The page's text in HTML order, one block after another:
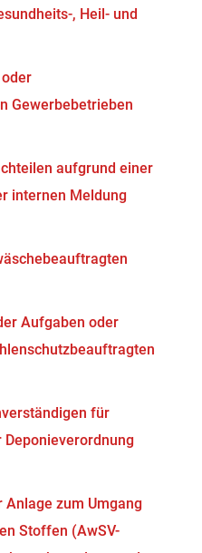
, Heil- und
Gewerbebetrieben
aufgrund einer
internen Meldung
Aufgaben oder
für
zum Umgang
Stoffen (AwSV-